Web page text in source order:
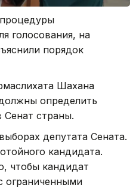
голосования, на
порядок
Шахана
определить
Сенат страны.
депутата Сената.
кандидата.
чтобы кандидат
ограниченными